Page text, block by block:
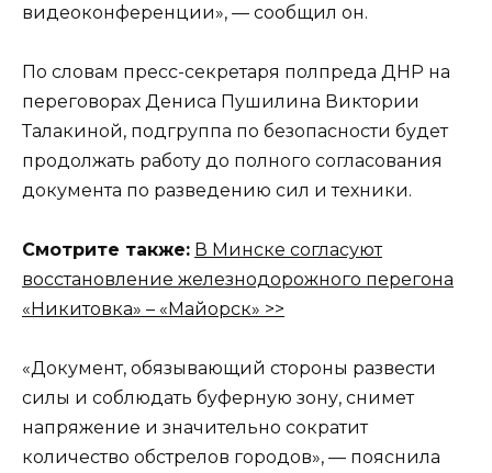
видеоконференции», — сообщил он.
По словам пресс-секретаря полпреда ДНР на
переговорах Дениса Пушилина Виктории
Талакиной, подгруппа по безопасности будет
продолжать работу до полного согласования
документа по разведению сил и техники.
Смотрите также: В Минске согласуют
восстановление железнодорожного перегона
«Никитовка» – «Майорск» >>
«Документ, обязывающий стороны развести
силы и соблюдать буферную зону, снимет
напряжение и значительно сократит
количество обстрелов городов», — пояснила